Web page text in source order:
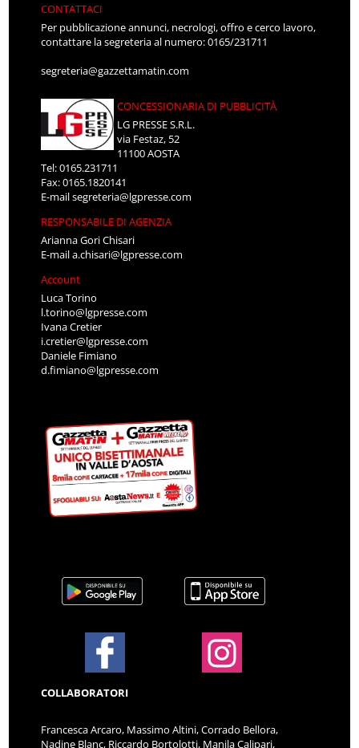
CONTATTACI
Per pubblicazione annunci, necrologi, offro e cerco lavoro,
contattare la segreteria al numero: 0165/231711
segreteria@gazzettamatin.com
CONCESSIONARIA DI PUBBLICITÀ
LG PRESSE S.R.L.
via Festaz, 52
11100 AOSTA
Tel: 0165.231711
Fax: 0165.1820141
E-mailsegreteria@lgpresse.com
RESPONSABILE DI AGENZIA
Arianna Gori Chisari
E-maila.chisari@lgpresse.com
Account
Luca Torino
l.torino@lgpresse.com
Ivana Cretier
i.cretier@lgpresse.com
Daniele Fimiano
d.fimiano@lgpresse.com
COLLABORATORI
Francesca Arcaro, Massimo Altini, Corrado Bellora,
Nadine Blanc, Riccardo Bortolotti, Manila Calipari,